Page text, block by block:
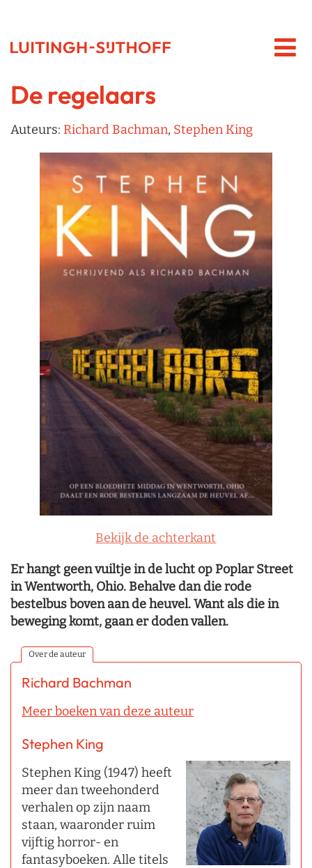
De regelaars
Auteurs: Richard Bachman, Stephen King
Bekijk de achterkant
Er hangt geen vuiltje in de lucht op Poplar Street
in Wentworth, Ohio. Behalve dan die rode
bestelbus boven aan de heuvel. Want als die in
beweging komt, gaan er doden vallen.
Over de auteur
Richard Bachman
Meer boeken van deze auteur
Stephen King
Stephen King (1947) heeft
meer dan tweehonderd
verhalen op zijn naam
staan, waaronder ruim
vijftig horror- en
fantasyboeken. Alle titels